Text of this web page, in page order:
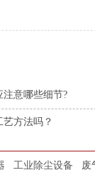
意哪些细节?
方法吗？
工业除尘设备 废